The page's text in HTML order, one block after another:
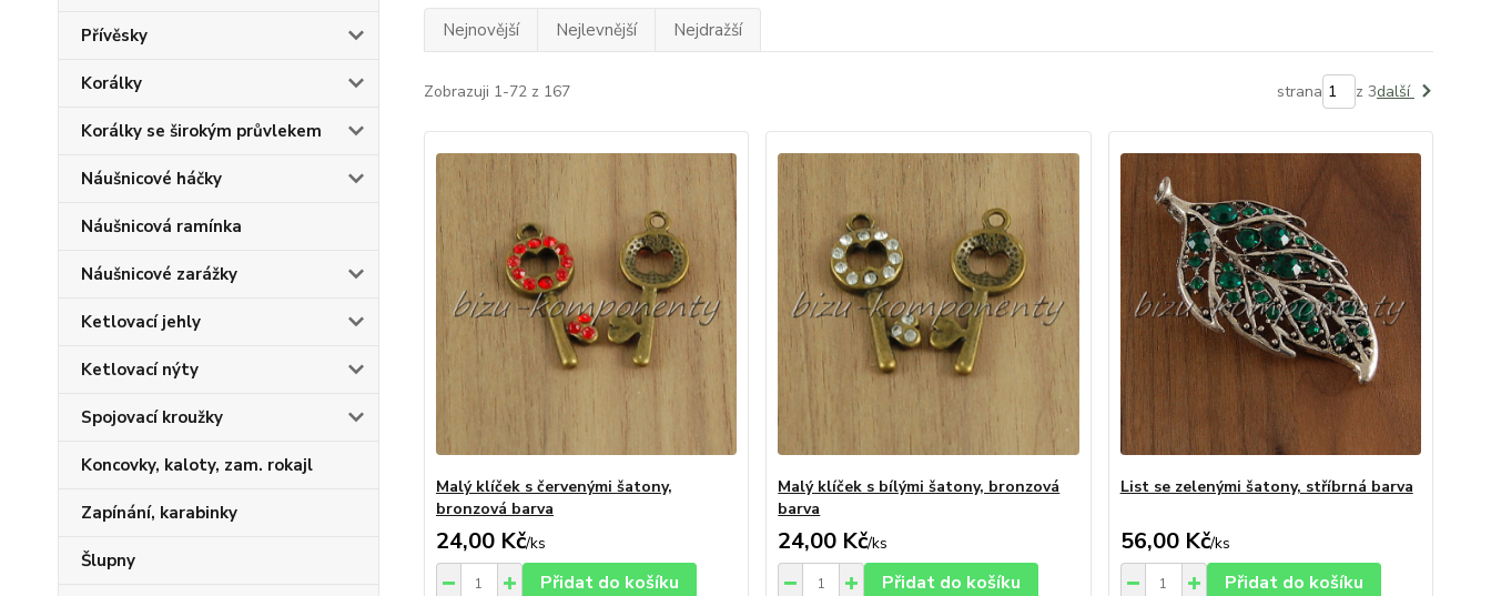
Přívěsky
Korálky
Korálky se širokým průvlekem
Náušnicové háčky
Náušnicová ramínka
Náušnicové zarážky
Ketlovací jehly
Ketlovací nýty
Spojovací kroužky
Koncovky, kaloty, zam. rokajl
Zapínání, karabinky
Šlupny
Nejnovější Nejlevnější Nejdražší
Zobrazuji 1-72 z 167 strana z 3další
Malý klíček s červenými šatony,
bronzová barva
24,00 Kč/ks
Přidat do košíku
Malý klíček s bílými šatony, bronzová
barva
24,00 Kč/ks
Přidat do košíku
List se zelenými šatony, stříbrná barva
56,00 Kč/ks
Přidat do košíku